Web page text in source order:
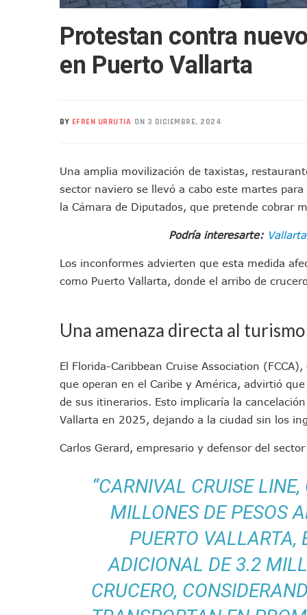
Arquitecto Luis Munguía
Semana Lluviosa Para
Voces Del Orgullo
Partido Verde Conforma Su
En Vallarta, Todos Los
Jóvenes En Movimiento
En PV Encabezan
Pancho López; En La Mira
Cae El “R1”, Presunto
Citan A Siete Integrantes
Puerto Vallarta Fortalece
Este Viernes, Lemus
Nidos De Lluvia Busca
Morena Cierra Filas Por La
Hallazgo De Yareli
Regresa A Puerto Vallarta
Oleaje Y Riesgo Por
“Kato” Supera El Abandono
México Necesitaba 600 Mil
Poderoso Terremoto
Munguía Es El Sexto Mejor
Colectivos Piden A Lemus
Protestan contra
en Puerto Vallarta
BY EFREN URRUTIA ON 3 DICIEMBRE, 2024
Una amplia movilización de taxistas,
sector naviero se llevó a cabo este martes
la Cámara de Diputados, que pretende cobrar
Podría interesarte:
Los inconformes advierten que esta medida
como Puerto Vallarta, donde el arribo de
Una amenaza directa al turismo
El Florida-Caribbean Cruise Association
que operan en el Caribe y América, advirtió
de sus itinerarios. Esto implicaría la
Vallarta en 2025, dejando a la ciudad sin los
Carlos Gerard, empresario y defensor del
“CARNIVAL CRUISE
MILLONES DE PESOS
PUERTO VALLARTA,
ADICIONAL DE 3.2
CRUCERO,